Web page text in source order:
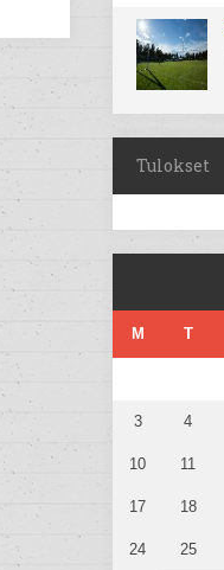
Tulokset
M T
3 4
10 11
17 18
24 25